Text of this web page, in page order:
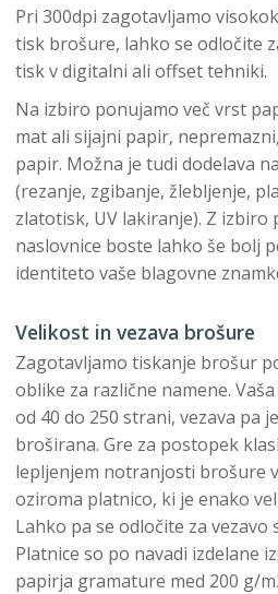
Pri 300dpi zagotavljamo
tisk brošure, lahko se odločite
tisk v digitalni ali offset tehniki.
Na izbiro ponujamo več vrst
mat ali sijajni papir,
papir. Možna je tudi dodelava
(rezanje, zgibanje, žlebljenje,
zlatotisk, UV lakiranje). Z izbiro
naslovnice boste lahko še bolj
identiteto vaše blagovne
Velikost in vezava brošure
Zagotavljamo tiskanje brošur
oblike za različne namene.
od 40 do 250 strani, vezava pa
broširana. Gre za postopek
lepljenjem notranjosti brošure
oziroma platnico, ki je enako
Lahko pa se odločite za vezavo
Platnice so po navadi izdelane
papirja gramature med 200 g/